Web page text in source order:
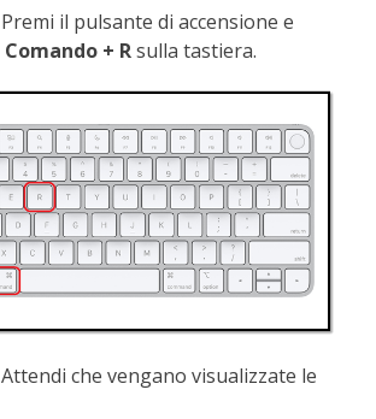
Premi il pulsante di accensione e
Comando + Rsulla tastiera.
Attendi che vengano visualizzate le